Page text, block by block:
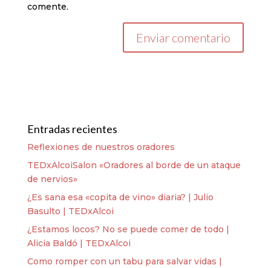
comente.
Entradas recientes
Reflexiones de nuestros oradores
TEDxAlcoiSalon «Oradores al borde de un ataque
de nervios»
¿Es sana esa «copita de vino» diaria? | Julio
Basulto | TEDxAlcoi
¿Estamos locos? No se puede comer de todo |
Alicia Baldó | TEDxAlcoi
Como romper con un tabu para salvar vidas |